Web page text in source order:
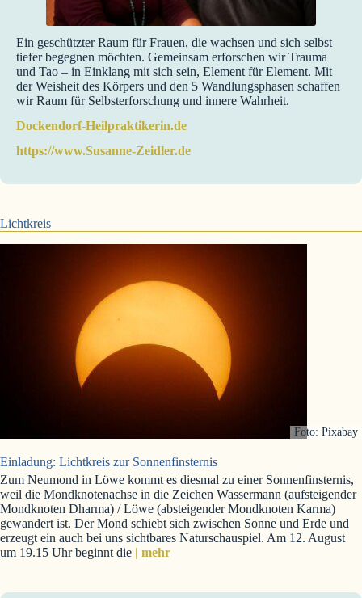
Ein geschützter Raum für Frauen, die wachsen und sich selbst
tiefer begegnen möchten. Gemeinsam erforschen wir Trauma
und Tao – in Einklang mit sich sein, Element für Element. Mit
der Weisheit des Körpers und den 5 Wandlungsphasen schaffen
wir Raum für Selbsterforschung und innere Wahrheit.
Dockendorf-Heilpraktikerin.de
https://www.Susanne-Zeidler.de
Lichtkreis
Foto: Pixabay
Einladung: Lichtkreis zur Sonnenfinsternis
Zum Neumond in Löwe kommt es diesmal zu einer Sonnenfinsternis,
weil die Mondknotenachse in die Zeichen Wassermann (aufsteigender
Mondknoten Dharma) / Löwe (absteigender Mondknoten Karma)
gewandert ist. Der Mond schiebt sich zwischen Sonne und Erde und
erzeugt ein auch bei uns sichtbares Naturschauspiel. Am 12. August
um 19.15 Uhr beginnt die | mehr